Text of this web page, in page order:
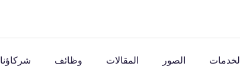
الخدمات الصور المقالات وظائف شركاؤنا